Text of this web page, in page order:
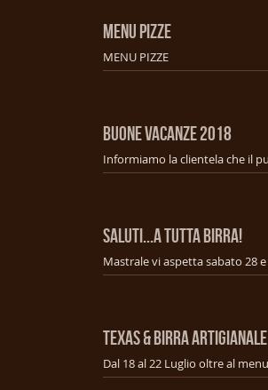
MENU PIZZE
MENU PIZZE
BUONE VACANZE 2018
SALUTI...A TUTTA BIRRA!
TEXAS & BIRRA ARTIGIANALE